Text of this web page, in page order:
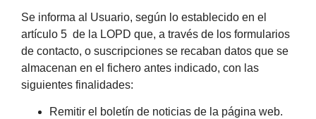
Se informa al Usuario, según lo establecido en el
artículo 5 de la LOPD que, a través de los formularios
de contacto, o suscripciones se recaban datos que se
almacenan en el fichero antes indicado, con las
siguientes finalidades:
Remitir el boletín de noticias de la página web.